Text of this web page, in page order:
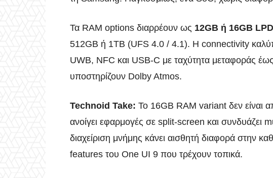
Τα RAM options διαρρέουν ως 12GB ή 16GB
512GB ή 1TB (UFS 4.0 / 4.1). Η connectivity
UWB, NFC και USB-C με ταχύτητα μεταφοράς
υποστηρίζουν Dolby Atmos.
Technoid Take: Το 16GB RAM variant δεν είναι
ανοίγει εφαρμογές σε split-screen και συνδυάζει
διαχείριση μνήμης κάνει αισθητή διαφορά στην
features του One UI 9 που τρέχουν τοπικά.